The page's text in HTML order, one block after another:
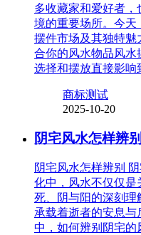
多收藏家和爱好者
境的重要场所。今天
摆件市场及其独特魅
合你的风水物品风水
选择和摆放直接影响
商标测试
2025-10-20
阴宅风水怎样辨
阴宅风水怎样辨别
化中，风水不仅仅是
死、阴与阳的深刻理
承载着逝者的安息
中，如何辨别阴宅的